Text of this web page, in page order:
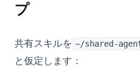
プ
共有スキルを ~/shared-
と仮定します：